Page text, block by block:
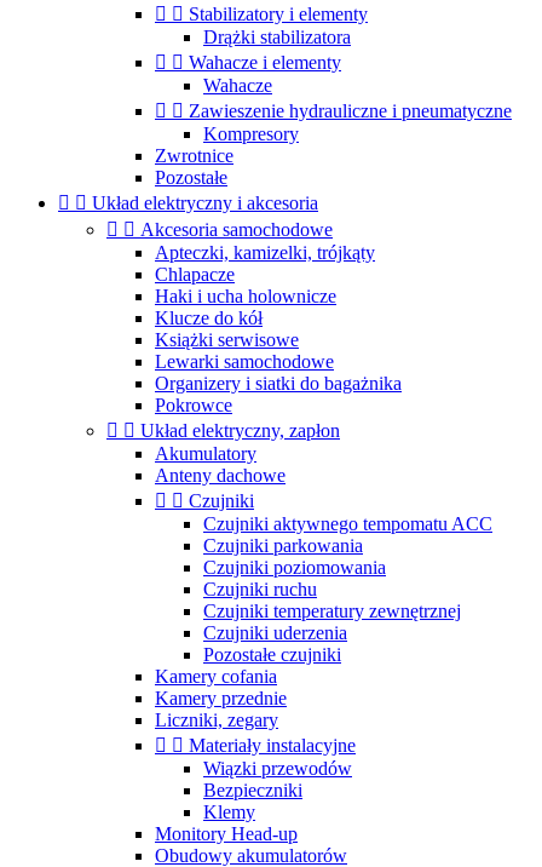
  Stabilizatory i elementy
Drążki stabilizatora
  Wahacze i elementy
Wahacze
  Zawieszenie hydrauliczne i pneumatyczne
Kompresory
Zwrotnice
Pozostałe
  Układ elektryczny i akcesoria
  Akcesoria samochodowe
Apteczki, kamizelki, trójkąty
Chlapacze
Haki i ucha holownicze
Klucze do kół
Książki serwisowe
Lewarki samochodowe
Organizery i siatki do bagażnika
Pokrowce
  Układ elektryczny, zapłon
Akumulatory
Anteny dachowe
  Czujniki
Czujniki aktywnego tempomatu ACC
Czujniki parkowania
Czujniki poziomowania
Czujniki ruchu
Czujniki temperatury zewnętrznej
Czujniki uderzenia
Pozostałe czujniki
Kamery cofania
Kamery przednie
Liczniki, zegary
  Materiały instalacyjne
Wiązki przewodów
Bezpieczniki
Klemy
Monitory Head-up
Obudowy akumulatorów